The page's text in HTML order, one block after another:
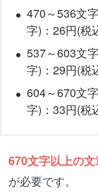
470～536文
字)：26円(税
537～603文
字)：29円(税
604～670文
字)：33円(税
670文字以上の
が必要です。